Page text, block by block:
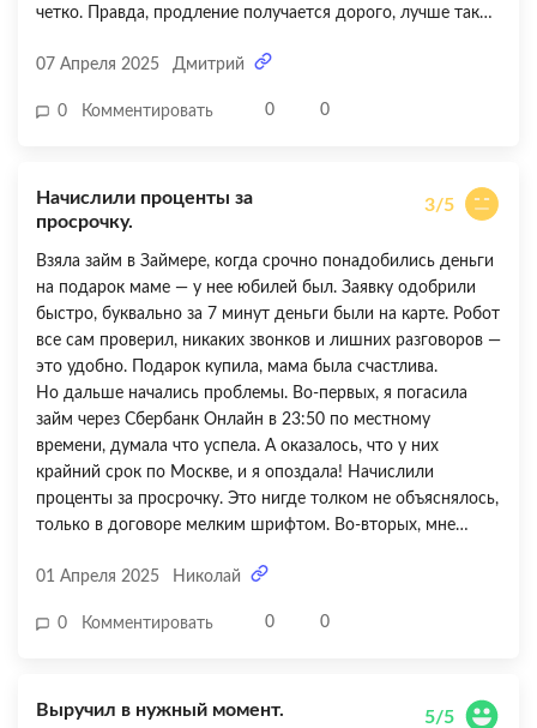
четко. Правда, продление получается дорого, лучше так
лишних разговоров и бюрократии. Единственное, что
просрочку. В остальном — отличный помощник для тех,
07 Апреля 2025 Дмитрий
0 Комментировать 0 0
Начислили проценты за
просрочку.
3/5
Взяла займ в Займере, когда срочно понадобились деньги
на подарок маме — у нее юбилей был. Заявку одобрили
быстро, буквально за 7 минут деньги были на карте. Робот
все сам проверил, никаких звонков и лишних разговоров —
это удобно. Подарок купила, мама была счастлива.
Но дальше начались проблемы. Во-первых, я погасила
займ через Сбербанк Онлайн в 23:50 по местному
времени, думала что успела. А оказалось, что у них
крайний срок по Москве, и я опоздала! Начислили
проценты за просрочку. Это нигде толком не объяснялось,
только в договоре мелким шрифтом. Во-вторых, мне
«исправление кредитной истории» — я отказалась, но эти
Раздражает. В-третьих, начислили какие-то
очень формально. Быстро — да, но условия непрозрачные.
01 Апреля 2025 Николай
0 Комментировать 0 0
Выручил в нужный момент. 5/5